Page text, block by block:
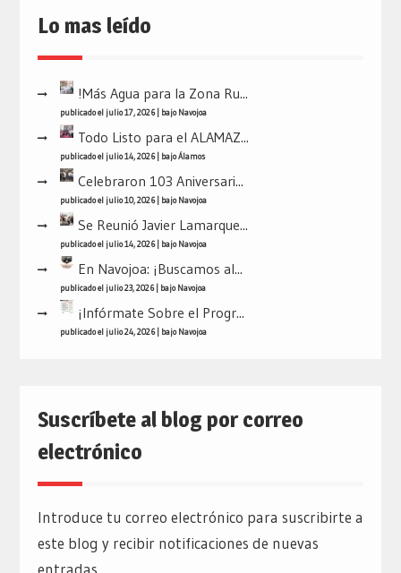
Lo mas leído
!Más Agua para la Zona Ru...
publicado el julio 17, 2026| bajo Navojoa
Todo Listo para el ALAMAZ...
publicado el julio 14, 2026| bajoÁlamos
Celebraron 103 Aniversari...
publicado el julio 10, 2026| bajo Navojoa
Se Reunió Javier Lamarque...
publicado el julio 14, 2026| bajo Navojoa
En Navojoa: ¡Buscamos al...
publicado el julio 23, 2026| bajo Navojoa
¡Infórmate Sobre el Progr...
publicado el julio 24, 2026| bajo Navojoa
Suscríbete al blog por correo
electrónico
Introduce tu correo electrónico para suscribirte a
este blog y recibir notificaciones de nuevas